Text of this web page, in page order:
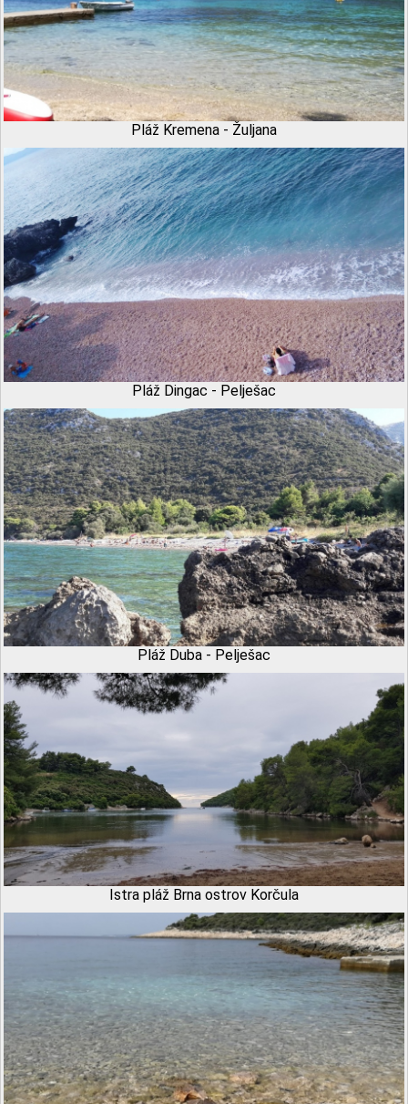
Pláž Kremena - Žuljana
Pláž Dingac - Pelješac
Pláž Duba - Pelješac
Istra pláž Brna ostrov Korčula